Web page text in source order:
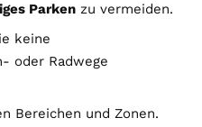
Parken zu vermeiden.
keine
oder Radwege
Bereichen und Zonen.